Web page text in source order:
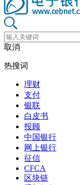
取消
热搜词
理财
支付
银联
白皮书
投顾
中国银行
网上银行
征信
CFCA
区块链